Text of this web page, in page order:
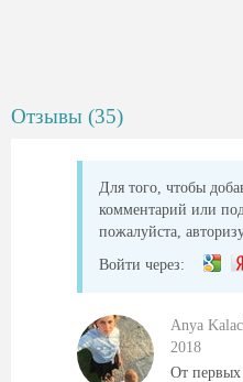
Отзывы (35)
Для того, чтобы
комментарий или
пожалуйста,
Войти через:
Anya
2018
От первых